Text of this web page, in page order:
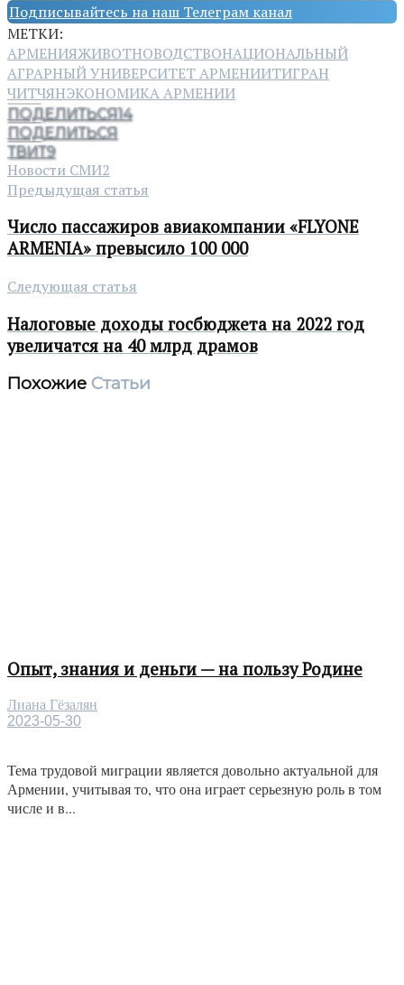
Подписывайтесь на наш Телеграм канал
МЕТКИ:
АРМЕНИЯЖИВОТНОВОДСТВОНАЦИОНАЛЬНЫЙ
АГРАРНЫЙ УНИВЕРСИТЕТ АРМЕНИИТИГРАН
ЧИТЧЯНЭКОНОМИКА АРМЕНИИ
ПОДЕЛИТЬСЯ14
ПОДЕЛИТЬСЯ
ТВИТ9
Новости СМИ2
Предыдущая статья
Число пассажиров авиакомпании «FLYONE
ARMENIA» превысило 100 000
Следующая статья
Налоговые доходы госбюджета на 2022 год
увеличатся на 40 млрд драмов
Похожие Статьи
Опыт, знания и деньги — на пользу Родине
Лиана Гёзалян
2023-05-30
Тема трудовой миграции является довольно актуальной для
Армении, учитывая то, что она играет серьезную роль в том
числе и в...